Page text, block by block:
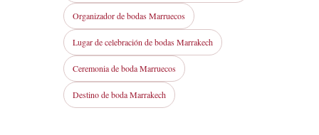
Organizador de bodas Marruecos
Lugar de celebración de bodas Marrakech
Ceremonia de boda Marruecos
Destino de boda Marrakech